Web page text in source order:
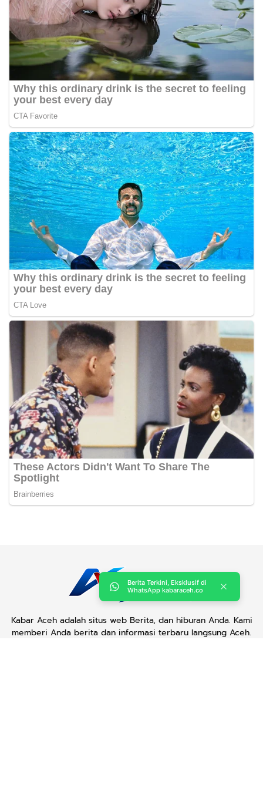
Kabar Aceh adalah situs web Berita, dan hiburan Anda. Kami
memberi Anda berita dan informasi terbaru langsung Aceh.
Berita Terkini, Eksklusif di
WhatsApp kabaraceh.co